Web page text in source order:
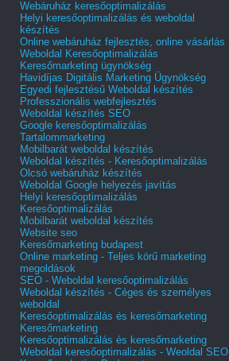
Webáruház keresőoptimalizálás
Helyi keresőoptimalizálás és weboldal
készítés
Online webáruház fejlesztés, online vásárlás
Weboldal Keresőoptimalizálás
Keresőmarketing ügynökség
Havidíjas Digitális Marketing Ügynökség
Egyedi fejlesztésű Weboldal készítés
Professzionális webfejlesztés
Weboldal készítés SEO
Google keresőoptimalizálás
Tartalommarketing
Mobilbarát weboldal készítés
Weboldal készítés - Keresőoptimalizálás
Olcsó webáruház készítés
Weboldal Google helyezés javítás
Helyi keresőoptimalizálás
Keresőoptimalizálás
Mobilbarát weboldal készítés
Website seo
Keresőmarketing budapest
Online marketing - Teljes körű marketing
megoldások
SEO - Weboldal keresőoptimalizálás
Weboldal készítés - Céges és személyes
weboldal
Keresőoptimalizálás és keresőmarketing
Keresőmarketing
Keresőoptimalizálás és keresőmarketing
Weboldal keresőoptimalizálás - Weoldal SEO